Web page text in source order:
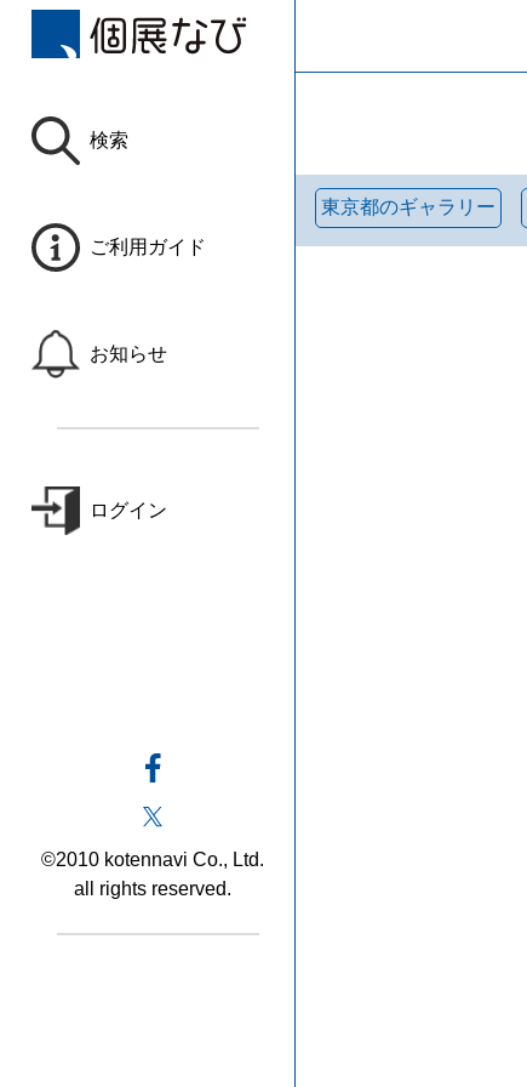
検索
ご利用ガイド
お知らせ
ログイン
©2010 kotennavi Co., Ltd.
all rights reserved.
東京都のギャラリー